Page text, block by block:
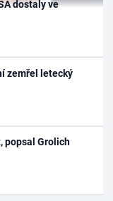
dostaly ve
zemřel letecký
popsal Grolich